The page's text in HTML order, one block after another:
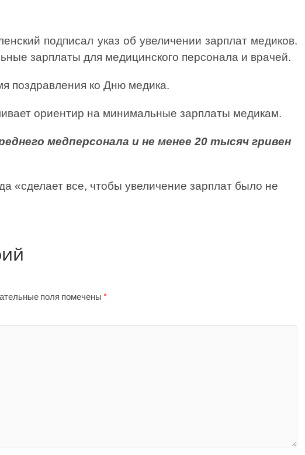
подписал указ об увеличении зарплат медиков.
зарплаты для медицинского персонала и врачей.
поздравления ко Дню медика.
ориентир на минимальные зарплаты медикам.
медперсонала и не менее 20 тысяч гривен
«сделает все, чтобы увеличение зарплат было не
поля помечены *